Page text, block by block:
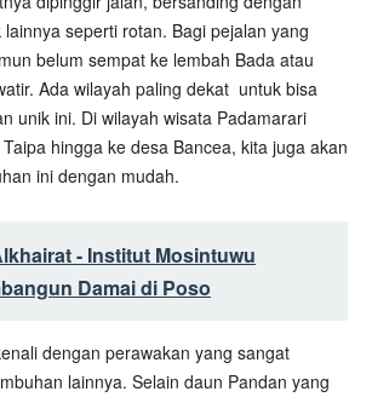
seperti rotan. Bagi pejalan yang
belum sempat ke lembah Bada atau
Ada wilayah paling dekat untuk bisa
unik ini. Di wilayah wisata Padamarari
hingga ke desa Bancea, kita juga akan
ini dengan mudah.
- Institut Mosintuwu
Damai di Poso
dengan perawakan yang sangat
lainnya. Selain daun Pandan yang